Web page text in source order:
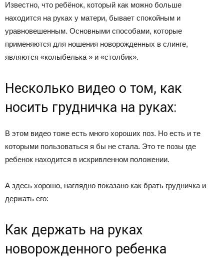
Известно, что ребёнок, который как можно больше
находится на руках у матери, бывает спокойным и
уравновешенным. Основными способами, которые
применяются для ношения новорожденных в слинге,
являются «колыбелька » и «столбик».
Несколько видео о том, как
носить грудничка на руках:
В этом видео тоже есть много хороших поз. Но есть и те
которыми пользоваться я бы не стала. Это те позы где
ребенок находится в искривленном положении.
А здесь хорошо, наглядно показано как брать грудничка и
держать его:
Как держать на руках
новорожденного ребенка